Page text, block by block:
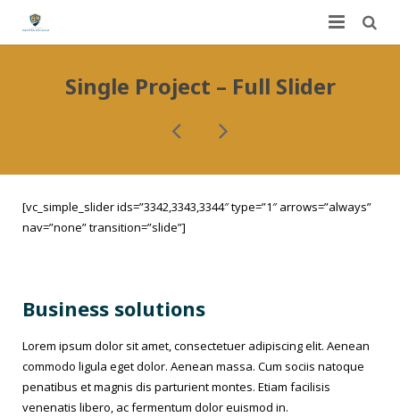
Auto Accidents
Dog Bites
Slip and Fall
Construction Site Accidents
DUI
Contact Us
Single Project – Full Slider
[vc_simple_slider ids=”3342,3343,3344″ type=”1″ arrows=”always”
nav=”none” transition=”slide”]
Business solutions
Lorem ipsum dolor sit amet, consectetuer adipiscing elit. Aenean
commodo ligula eget dolor. Aenean massa. Cum sociis natoque
penatibus et magnis dis parturient montes. Etiam facilisis
venenatis libero, ac fermentum dolor euismod in.